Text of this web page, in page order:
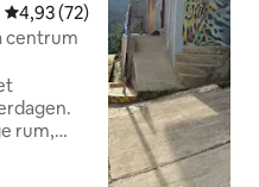
4,93 ud af 5 i gennemsnitlig
4,93 (72)
centrum
rum,